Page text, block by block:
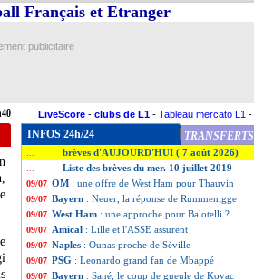
Français et Etranger
publicitaire
LiveScore - clubs de L1 - Tableau mercato L1 -
INFOS 24h/24 TRANSFERTS
brèves d'AUJOURD'HUI ( 7 août 2026)
Liste des brèves du mer. 10 juillet 2019
09/07 OM : une offre de West Ham pour Thauvin
09/07 Bayern : Neuer, la réponse de Rummenigge
09/07 West Ham : une approche pour Balotelli ?
09/07 Amical : Lille et l'ASSE assurent
09/07 Naples : Ounas proche de Séville
09/07 PSG : Leonardo grand fan de Mbappé
09/07 Bayern : Sané, le coup de gueule de Kovac